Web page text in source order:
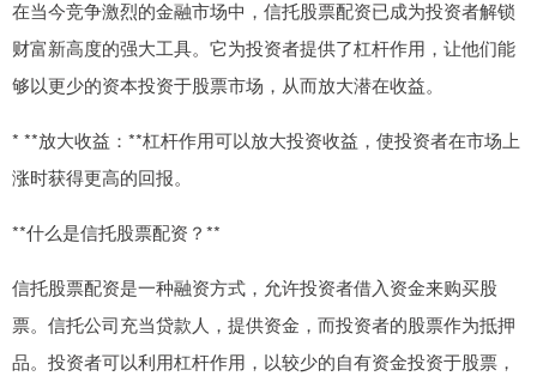
在当今竞争激烈的金融市场中，信托股票配资已成为投资者解锁
财富新高度的强大工具。它为投资者提供了杠杆作用，让他们能
够以更少的资本投资于股票市场，从而放大潜在收益。
* **放大收益：**杠杆作用可以放大投资收益，使投资者在市场上
涨时获得更高的回报。
**什么是信托股票配资？**
信托股票配资是一种融资方式，允许投资者借入资金来购买股
票。信托公司充当贷款人，提供资金，而投资者的股票作为抵押
品。投资者可以利用杠杆作用，以较少的自有资金投资于股票，